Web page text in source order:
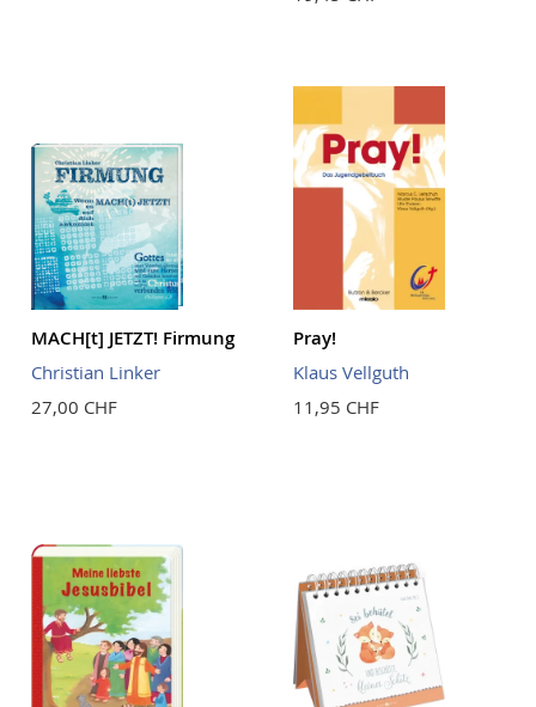
MACH[t] JETZT! Firmung
Christian Linker
27,00 CHF
Pray!
Klaus Vellguth
11,95 CHF